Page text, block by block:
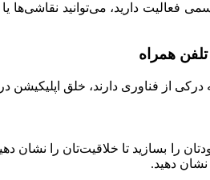
فعالیت دارید، می‌توانید نقاشی‌ها
درکی از فناوری دارند، خلق
را بسازید تا خلاقیت‌تان را نشان
نشان دهید.